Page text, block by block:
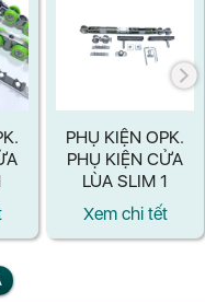
PHỤ KIỆN OPK.
PHỤ KIỆN CỬA
LÙA SLIM 1
CÁNH GIẢM
CHẤN 2 ĐẦU
Xem chi tết